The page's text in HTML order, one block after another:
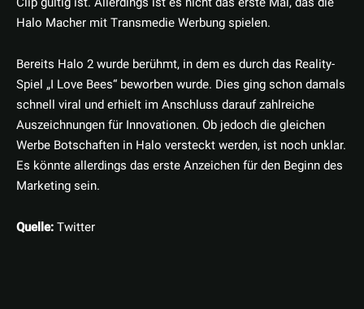
P
l
y
e
r
Halo Macher mit Transmedie Werbung spielen.
Bereits Halo 2 wurde berühmt, in dem es durch das Reality-
Spiel „I Love Bees“ beworben wurde. Dies ging schon damals
schnell viral und erhielt im Anschluss darauf zahlreiche
Auszeichnungen für Innovationen. Ob jedoch die gleichen
Werbe Botschaften in Halo versteckt werden, ist noch unklar.
Es könnte allerdings das erste Anzeichen für den Beginn des
Marketing sein.
Quelle:Twitter